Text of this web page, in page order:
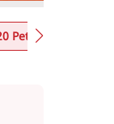
Petrol Controversy